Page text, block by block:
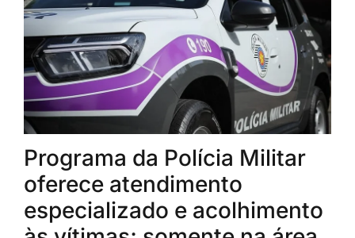
Programa da Polícia Militar
oferece atendimento
especializado e acolhimento